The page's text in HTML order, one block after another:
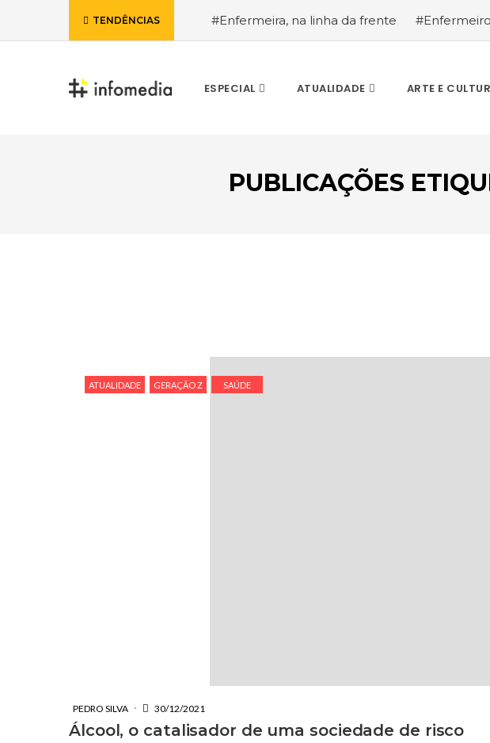
TENDÊNCIAS #Enfermeira, na linha da frente
ESPECIAL ATUALIDADE ARTE E
PUBLICAÇÕES
ATUALIDADE GERAÇÃO Z SAÚDE
PEDRO SILVA 30/12/2021
Álcool, o catalisador de uma sociedade de risco